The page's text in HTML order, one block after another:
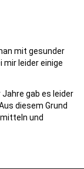
mit gesunder
mir leider einige
gab es leider
diesem Grund
und